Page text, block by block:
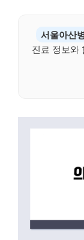
서울아산
진료 정보와